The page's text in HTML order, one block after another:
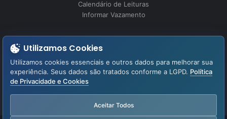
Calendário de Leituras
Informar Vazamento
Perguntas Frequentes
Fale Conosco
LGPD – Lei Geral de Proteção de Dados
Aviso de Privacidade
Utilizamos Cookies
Utilizamos cookies essenciais e outros dados para melhorar sua
experiência. Seus dados são tratados conforme a LGPD. Política
de Privacidade e Cookies
Aceitar Todos